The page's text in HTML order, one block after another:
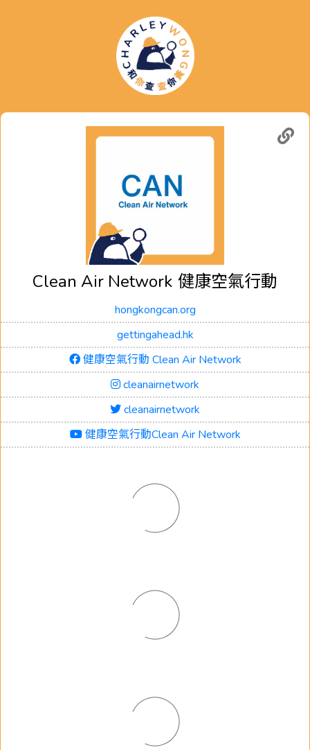
Clean Air Network 健康空氣行動
hongkongcan.org
gettingahead.hk
健康空氣行動 Clean Air Network
cleanairnetwork
cleanairnetwork
健康空氣行動Clean Air Network